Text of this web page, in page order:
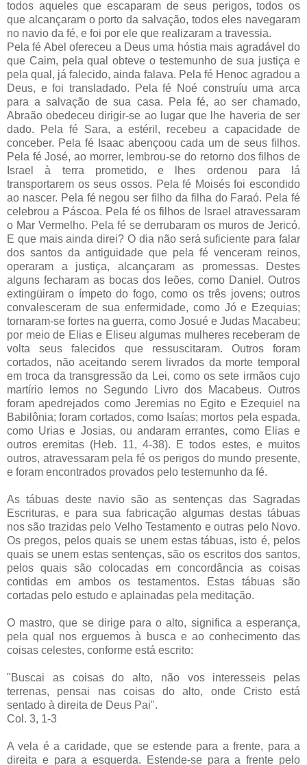
todos aqueles que escaparam de seus perigos, todos os
que alcançaram o porto da salvação, todos eles navegaram
no navio da fé, e foi por ele que realizaram a travessia.
Pela fé Abel ofereceu a Deus uma hóstia mais agradável do
que Caim, pela qual obteve o testemunho de sua justiça e
pela qual, já falecido, ainda falava. Pela fé Henoc agradou a
Deus, e foi transladado. Pela fé Noé construíu uma arca
para a salvação de sua casa. Pela fé, ao ser chamado,
Abraão obedeceu dirigir-se ao lugar que lhe haveria de ser
dado. Pela fé Sara, a estéril, recebeu a capacidade de
conceber. Pela fé Isaac abençoou cada um de seus filhos.
Pela fé José, ao morrer, lembrou-se do retorno dos filhos de
Israel à terra prometido, e lhes ordenou para lá
transportarem os seus ossos. Pela fé Moisés foi escondido
ao nascer. Pela fé negou ser filho da filha do Faraó. Pela fé
celebrou a Páscoa. Pela fé os filhos de Israel atravessaram
o Mar Vermelho. Pela fé se derrubaram os muros de Jericó.
E que mais ainda direi? O dia não será suficiente para falar
dos santos da antiguidade que pela fé venceram reinos,
operaram a justiça, alcançaram as promessas. Destes
alguns fecharam as bocas dos leões, como Daniel. Outros
extingüiram o ímpeto do fogo, como os três jovens; outros
convalesceram de sua enfermidade, como Jó e Ezequias;
tornaram-se fortes na guerra, como Josué e Judas Macabeu;
por meio de Elias e Eliseu algumas mulheres receberam de
volta seus falecidos que ressuscitaram. Outros foram
cortados, não aceitando serem livrados da morte temporal
em troca da transgressão da Lei, como os sete irmãos cujo
martírio lemos no Segundo Livro dos Macabeus. Outros
foram apedrejados como Jeremias no Egito e Ezequiel na
Babilônia; foram cortados, como Isaías; mortos pela espada,
como Urias e Josias, ou andaram errantes, como Elias e
outros eremitas (Heb. 11, 4-38). E todos estes, e muitos
outros, atravessaram pela fé os perigos do mundo presente,
e foram encontrados provados pelo testemunho da fé.
As tábuas deste navio são as sentenças das Sagradas
Escrituras, e para sua fabricação algumas destas tábuas
nos são trazidas pelo Velho Testamento e outras pelo Novo.
Os pregos, pelos quais se unem estas tábuas, isto é, pelos
quais se unem estas sentenças, são os escritos dos santos,
pelos quais são colocadas em concordância as coisas
contidas em ambos os testamentos. Estas tábuas são
cortadas pelo estudo e aplainadas pela meditação.
O mastro, que se dirige para o alto, significa a esperança,
pela qual nos erguemos à busca e ao conhecimento das
coisas celestes, conforme está escrito:
"Buscai as coisas do alto, não vos interesseis pelas
terrenas, pensai nas coisas do alto, onde Cristo está
sentado à direita de Deus Pai".
Col. 3, 1-3
A vela é a caridade, que se estende para a frente, para a
direita e para a esquerda. Estende-se para a frente pelo